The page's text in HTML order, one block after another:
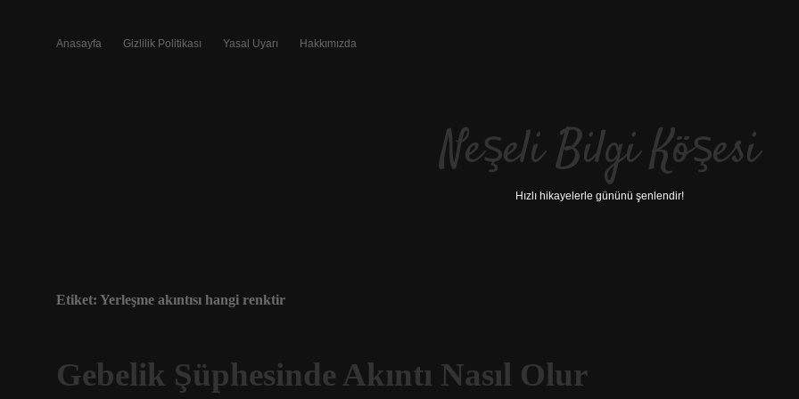
Anasayfa Gizlilik Politikası Yasal Uyarı Hakkımızda
Neşeli Bilgi Köşesi
Hızlı hikayelerle gününü şenlendir!
Etiket: Yerleşme akıntısı hangi renktir
Gebelik Şüphesinde Akıntı Nasıl Olur